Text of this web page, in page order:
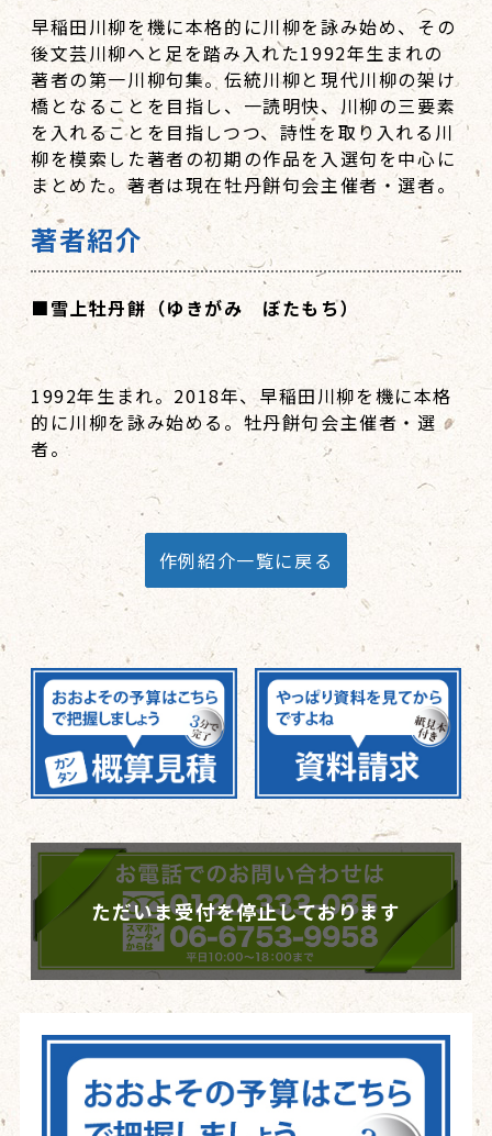
早稲田川柳を機に本格的に川柳を詠み始め、その
後文芸川柳へと足を踏み入れた1992年生まれの
著者の第一川柳句集。伝統川柳と現代川柳の架け
橋となることを目指し、一読明快、川柳の三要素
を入れることを目指しつつ、詩性を取り入れる川
柳を模索した著者の初期の作品を入選句を中心に
まとめた。著者は現在牡丹餅句会主催者・選者。
著者紹介
■雪上牡丹餅（ゆきがみ ぼたもち）
1992年生まれ。2018年、早稲田川柳を機に本格
的に川柳を詠み始める。牡丹餅句会主催者・選
者。
作例紹介一覧に戻る
ただいま受付を停止しております